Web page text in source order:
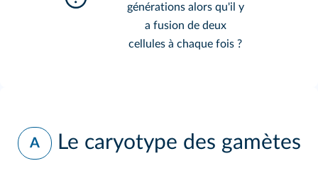
générations alors qu'il y
a fusion de deux
cellules à chaque fois ?
A Le caryotype des gamètes